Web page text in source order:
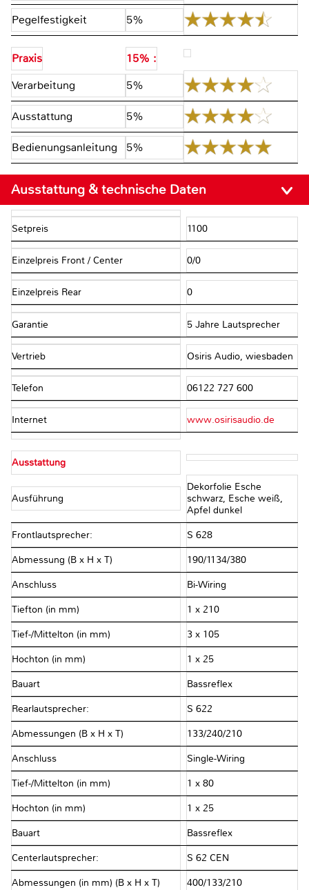
Pegelfestigkeit 5%
Praxis
15% :
Verarbeitung
5%
Ausstattung 5%
Bedienungsanleitung 5%
Ausstattung & technische Daten
Setpreis 1100
Einzelpreis Front / Center 0/0
Einzelpreis Rear 0
Garantie 5 Jahre Lautsprecher
Vertrieb Osiris Audio, wiesbaden
Telefon 06122 727 600
Internet www.osirisaudio.de
Ausstattung
Ausführung
Dekorfolie Esche
schwarz, Esche weiß,
Apfel dunkel
Frontlautsprecher: S 628
Abmessung (B x H x T) 190/1134/380
Anschluss Bi-Wiring
Tiefton (in mm) 1 x 210
Tief-/Mittelton (in mm) 3 x 105
Hochton (in mm) 1 x 25
Bauart Bassreflex
Rearlautsprecher: S 622
Abmessungen (B x H x T) 133/240/210
Anschluss Single-Wiring
Tief-/Mittelton (in mm) 1 x 80
Hochton (in mm) 1 x 25
Bauart Bassreflex
Centerlautsprecher: S 62 CEN
Abmessungen (in mm) (B x H x T) 400/133/210